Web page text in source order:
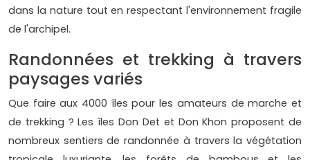
dans la nature tout en respectant l'environnement fragile
de l'archipel.
Randonnées et trekking à travers
paysages variés
Que faire aux 4000 îles pour les amateurs de marche et
de trekking ? Les îles Don Det et Don Khon proposent de
nombreux sentiers de randonnée à travers la végétation